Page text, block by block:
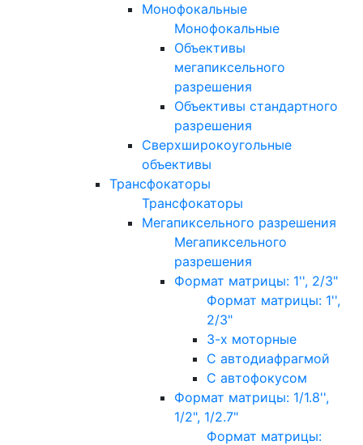
Монофокальные
Монофокальные
Объективы
мегапиксельного
разрешения
Объективы стандартного
разрешения
Сверхширокоугольные
объективы
Трансфокаторы
Трансфокаторы
Мегапиксельного разрешения
Мегапиксельного
разрешения
Формат матрицы: 1'', 2/3"
Формат матрицы: 1'',
2/3"
3-х моторные
С автодиафрагмой
С автофокусом
Формат матрицы: 1/1.8'',
1/2", 1/2.7"
Формат матрицы: